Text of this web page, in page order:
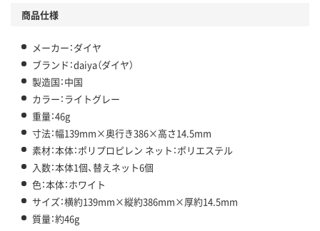
商品仕様
メーカー：ダイヤ
ブランド：daiya（ダイヤ）
製造国：中国
カラー：ライトグレー
重量：46g
寸法：幅139mm×奥行き386×高さ14.5mm
素材：本体：ポリプロピレン ネット：ポリエステル
入数：本体1個、替えネット6個
色：本体：ホワイト
サイズ：横約139mm×縦約386mm×厚約14.5mm
質量：約46g